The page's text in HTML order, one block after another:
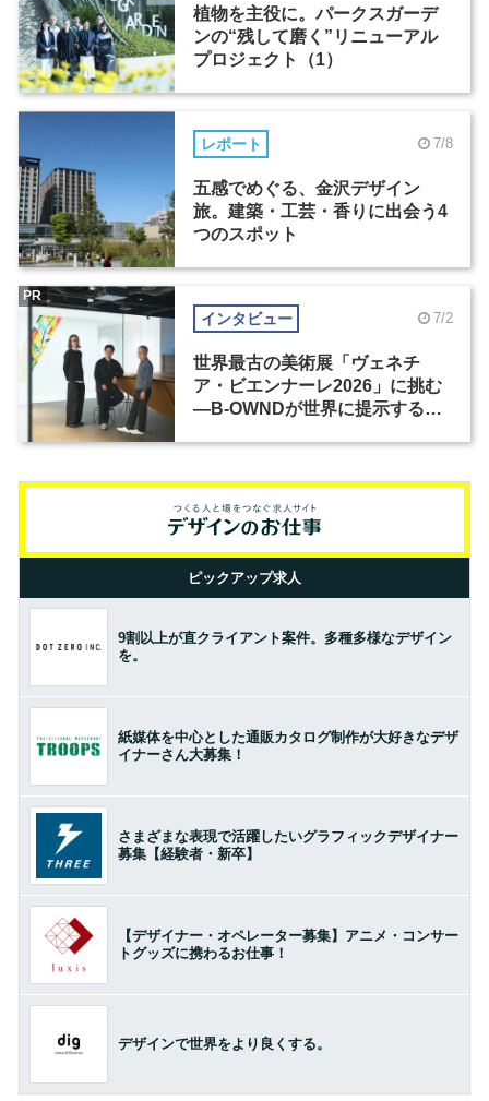
植物を主役に。パークスガーデ
ンの“残して磨く”リニューアル
プロジェクト（1）
レポート 7/8
五感でめぐる、金沢デザイン
旅。建築・工芸・香りに出会う4
つのスポット
インタビュー 7/2
世界最古の美術展「ヴェネチ
ア・ビエンナーレ2026」に挑む
―B-OWNDが世界に提示する美
PR
ピックアップ求人
9割以上が直クライアント案件。多種多様なデザイン
を。
紙媒体を中心とした通販カタログ制作が大好きなデザ
イナーさん大募集！
さまざまな表現で活躍したいグラフィックデザイナー
募集【経験者・新卒】
【デザイナー・オペレーター募集】アニメ・コンサー
トグッズに携わるお仕事！
デザインで世界をより良くする。